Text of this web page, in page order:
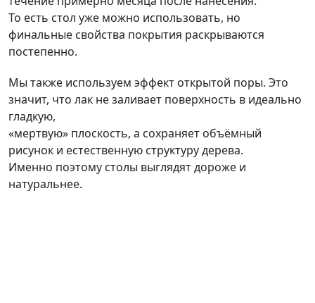
То есть стол уже можно использовать, но
финальные свойства покрытия раскрываются
постепенно.
Мы также используем эффект открытой поры. Это
значит, что лак не заливает поверхность в идеально
гладкую,
«мертвую» плоскость, а сохраняет объёмный
рисунок и естественную структуру дерева.
Именно поэтому столы выглядят дороже и
натуральнее.